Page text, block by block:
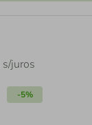
s/juros
-5%